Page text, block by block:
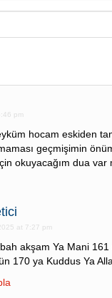
pm
hocam eskiden
geçmişimin
okuyacağım dua var
at 7:27 pm
akşam Ya Mani 161
170 ya Kuddus Ya